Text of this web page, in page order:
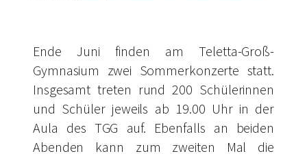
Ende Juni finden am Teletta-Groß-
Gymnasium zwei Sommerkonzerte statt.
Insgesamt treten rund 200 Schülerinnen
und Schüler jeweils ab 19.00 Uhr in der
Aula des TGG auf. Ebenfalls an beiden
Abenden kann zum zweiten Mal die